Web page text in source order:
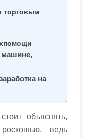
торговым
машине,
на
объяснять,
ведь